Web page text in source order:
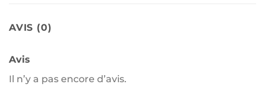
AVIS (0)
Avis
Il n’y a pas encore d’avis.